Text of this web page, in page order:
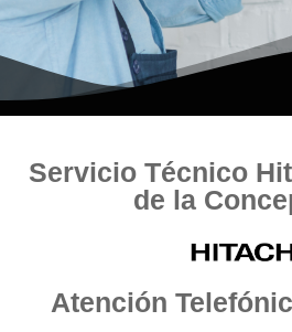
Servicio Técnico
de la
Atención